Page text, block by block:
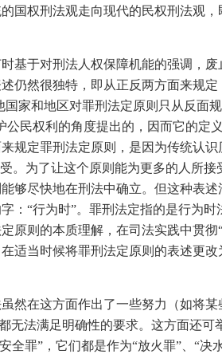
国权刑法观走向现代的民权刑法观
基于对刑法人权保障机能的强调，
仍然很独特，即从正反两方面来规
家和地区对罪刑法定原则只从反面
民权利的角度提出的，因而它的定
规定罪刑法定原则，是因为传统认
。为了让这个原则能为更多的人所
够尽快地在刑法中确立。但这种表
“行为时”。罪刑法定指的是行为
则的本质理解，在司法实践中贯彻
适当时候将罪刑法定原则的表述更
然在这方面作出了一些努力（如将
法满足明确性的要求。这方面还可
罪”，它们都是作为“放火罪”、“决